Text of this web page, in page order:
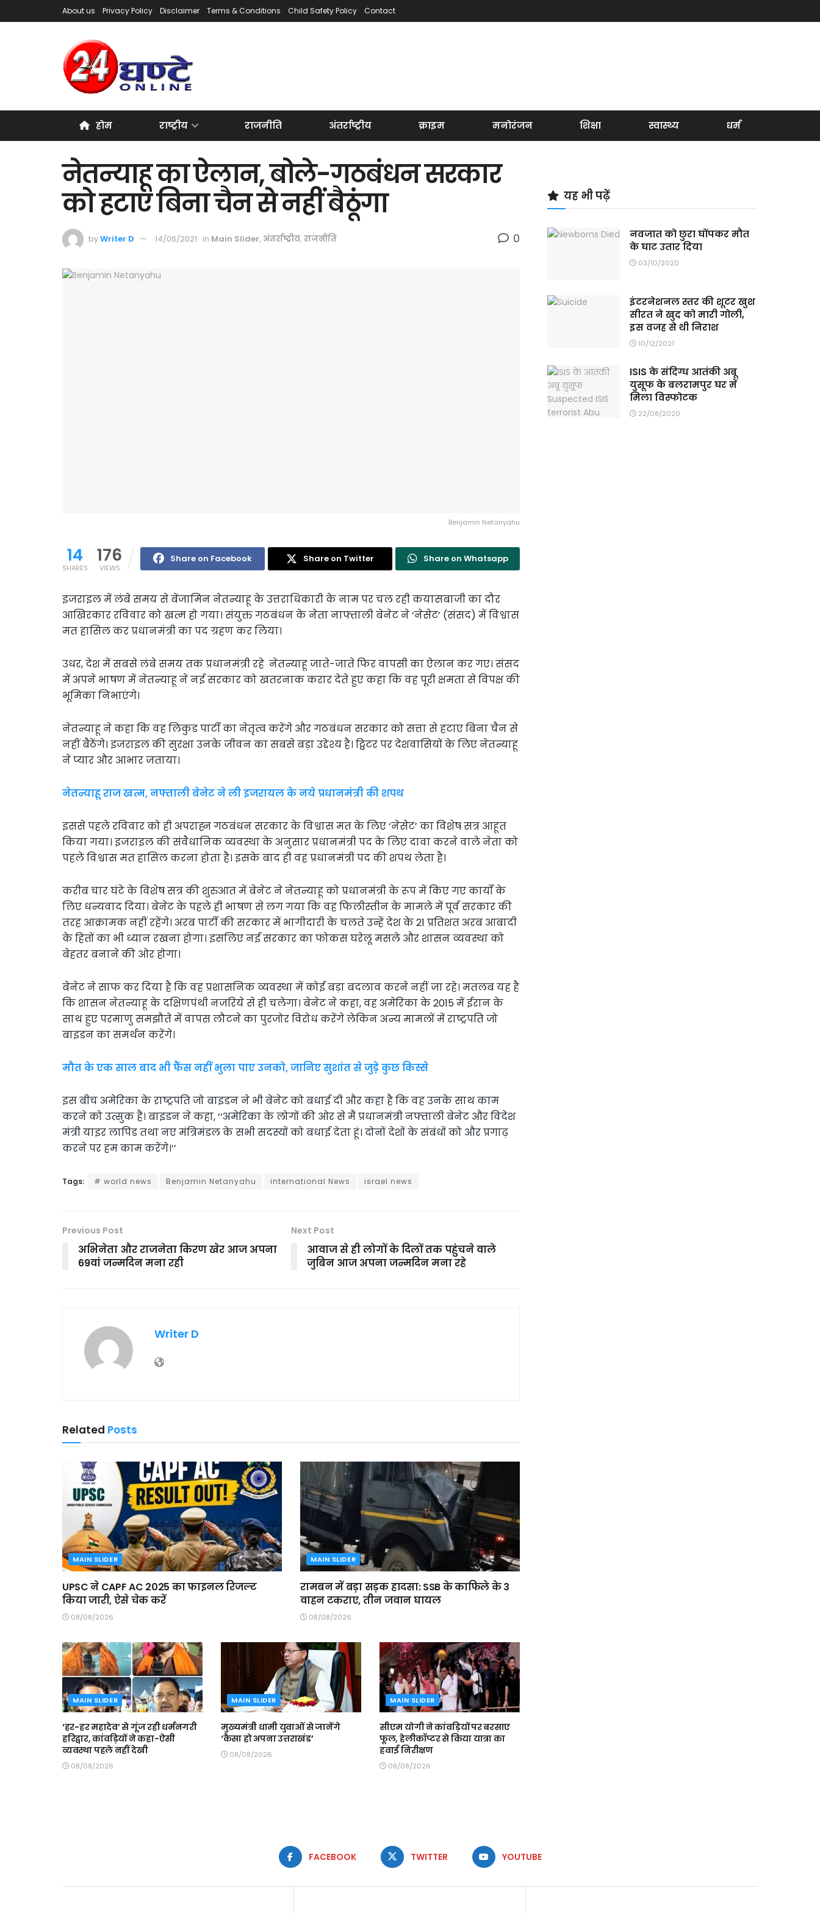
About us Privacy Policy Disclaimer Terms & Conditions Child Safety Policy Contact
होम राष्ट्रीय राजनीति अंतर्राष्ट्रीय क्राइम मनोरंजन शिक्षा स्वास्थ्य धर्म
नेतन्याहू का ऐलान, बोले-गठबंधन सरकार
को हटाए बिना चैन से नहीं बैठूंगा
byWriter D 14/06/2021 in Main Slider, अंतर्राष्ट्रीय, राजनीति 0
Benjamin Netanyahu
14
SHARES
176
VIEWS
Share on Facebook Share on Twitter Share on Whatsapp
इजराइल में लंबे समय से बेंजामिन नेतन्याहू के उत्तराधिकारी के नाम पर चल रही कयासबाजी का दौर
आखिरकार रविवार को खत्म हो गया। संयुक्त गठबंधन के नेता नाफ्ताली बेनेट ने ‘नेसेट’ (संसद) में विश्वास
मत हासिल कर प्रधानमंत्री का पद ग्रहण कर लिया।
उधर, देश में सबसे लंबे समय तक प्रधानमंत्री रहे नेतन्याहू जाते-जाते फिर वापसी का ऐलान कर गए। संसद
में अपने भाषण में नेतन्याहू ने नई सरकार को खतरनाक करार देते हुए कहा कि वह पूरी क्षमता से विपक्ष की
भूमिका निभाएंगे।
नेतन्याहू ने कहा कि वह लिकुड पार्टी का नेतृत्व करेंगे और गठबंधन सरकार को सत्ता से हटाए बिना चैन से
नहीं बैठेंगे। इजराइल की सुरक्षा उनके जीवन का सबसे बड़ा उद्देश्य है। ट्विटर पर देशवासियों के लिए नेतन्याहू
ने प्यार और आभार जताया।
नेतन्याहू राज खत्म, नफ्ताली बेनेट ने ली इजरायल के नये प्रधानमंत्री की शपथ
इससे पहले रविवार को ही अपराह्न गठबंधन सरकार के विश्वास मत के लिए ‘नेसेट’ का विशेष सत्र आहूत
किया गया। इजराइल की संवैधानिक व्यवस्था के अनुसार प्रधानमंत्री पद के लिए दावा करने वाले नेता को
पहले विश्वास मत हासिल करना होता है। इसके बाद ही वह प्रधानमंत्री पद की शपथ लेता है।
करीब चार घंटे के विशेष सत्र की शुरुआत में बेनेट ने नेतन्याहू को प्रधानमंत्री के रूप में किए गए कार्यों के
लिए धन्यवाद दिया। बेनेट के पहले ही भाषण से लग गया कि वह फिलीस्तीन के मामले में पूर्व सरकार की
तरह आक्रामक नहीं रहेंगे। अरब पार्टी की सरकार में भागीदारी के चलते उन्हें देश के 21 प्रतिशत अरब आबादी
के हितों का भी ध्यान रखना होगा। इसलिए नई सरकार का फोकस घरेलू मसले और शासन व्यवस्था को
बेहतर बनाने की ओर होगा।
बेनेट ने साफ कर दिया है कि वह प्रशासनिक व्यवस्था में कोई बड़ा बदलाव करने नहीं जा रहे। मतलब यह है
कि शासन नेतन्याहू के दक्षिणपंथी नजरिये से ही चलेगा। बेनेट ने कहा, वह अमेरिका के 2015 में ईरान के
साथ हुए परमाणु समझौते में वापस लौटने का पुरजोर विरोध करेंगे लेकिन अन्य मामलों में राष्ट्रपति जो
बाइडन का समर्थन करेंगे।
मौत के एक साल बाद भी फैंस नहीं भुला पाए उनको, जानिए सुशांत से जुड़े कुछ किस्से
इस बीच अमेरिका के राष्ट्रपति जो बाइडन ने भी बेनेट को बधाई दी और कहा है कि वह उनके साथ काम
करने को उत्सुक हैं। बाइडन ने कहा, ‘‘अमेरिका के लोगों की ओर से मैं प्रधानमंत्री नफ्ताली बेनेट और विदेश
मंत्री याइर लापिड तथा नए मंत्रिमंडल के सभी सदस्यों को बधाई देता हूं। दोनों देशों के संबंधों को और प्रगाढ़
करने पर हम काम करेंगे।’’
Tags: # world news Benjamin Netanyahu international News israel news
Previous Post
अभिनेता और राजनेता किरण खेर आज अपना
69वां जन्मदिन मना रही
Next Post
आवाज से ही लोगों के दिलों तक पहुंचने वाले
जुबिन आज अपना जन्मदिन मना रहे
Writer D
Related Posts
MAIN SLIDER
UPSC ने CAPF AC 2025 का फाइनल रिजल्ट
किया जारी, ऐसे चेक करें
08/08/2026
MAIN SLIDER
रामबन में बड़ा सड़क हादसा: SSB के काफिले के 3
वाहन टकराए, तीन जवान घायल
08/08/2026
MAIN SLIDER
‘हर-हर महादेव’ से गूंज रही धर्मनगरी
हरिद्वार, कांवड़ियों ने कहा-ऐसी
व्यवस्था पहले नहीं देखी
08/08/2026
MAIN SLIDER
मुख्यमंत्री धामी युवाओं से जानेंगे
‘कैसा हो अपना उत्तराखंड’
08/08/2026
MAIN SLIDER
सीएम योगी ने कांवड़ियों पर बरसाए
फूल, हेलीकॉप्टर से किया यात्रा का
हवाई निरीक्षण
08/08/2026
यह भी पढ़ें
नवजात को छुरा घोंपकर मौत
के घाट उतार दिया
03/10/2020
इंटरनेशनल स्तर की शूटर खुश
सीरत ने खुद को मारी गोली,
इस वजह से थी निराश
10/12/2021
ISIS के संदिग्ध आतंकी अबू
युसूफ के बलरामपुर घर में
मिला विस्फोटक
22/08/2020
FACEBOOK TWITTER YOUTUBE